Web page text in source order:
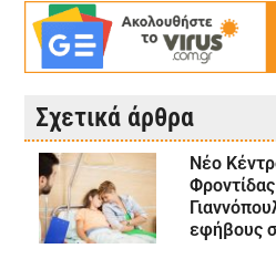
Σχετικά άρθρα
Νέο
εφήβους